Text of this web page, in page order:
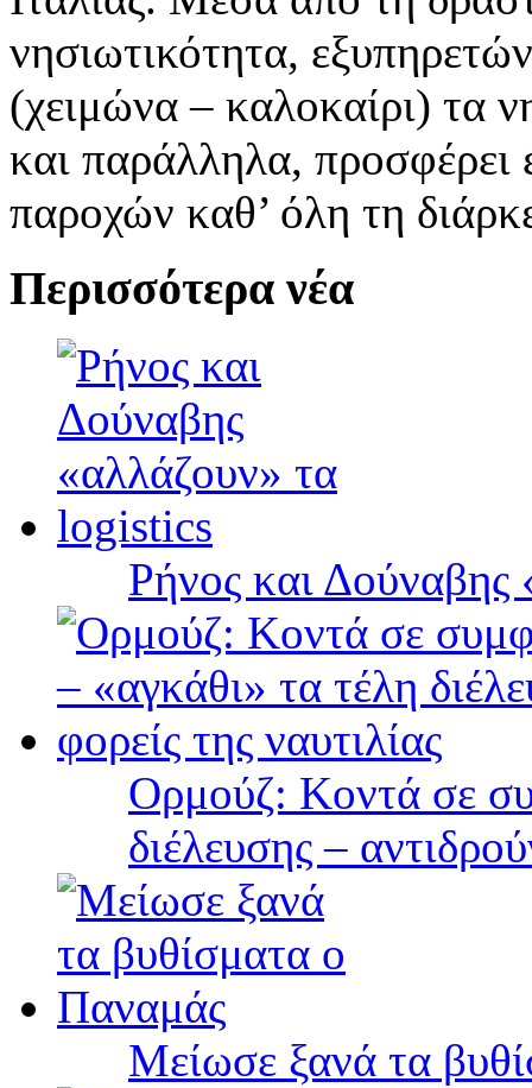
νησιωτικότητα,
(χειμώνα – καλοκαίρι) τα
και παράλληλα,
παροχών καθ’ όλη τη
Περισσότερα νέα
Ρήνος και
Ορμούζ: Κοντά σε
διέλευσης –
Μείωσε ξανά τα